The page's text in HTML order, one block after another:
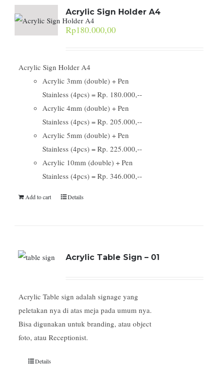
Acrylic Sign Holder A4
Rp180.000,00
Acrylic Sign Holder A4
Acrylic 3mm (double) + Pen
Stainless (4pcs) = Rp. 180.000,--
Acrylic 4mm (double) + Pen
Stainless (4pcs) = Rp. 205.000,--
Acrylic 5mm (double) + Pen
Stainless (4pcs) = Rp. 225.000,--
Acrylic 10mm (double) + Pen
Stainless (4pcs) = Rp. 346.000,--
Add to cart Details
Acrylic Table Sign – 01
Acrylic Table sign adalah signage yang
peletakan nya di atas meja pada umum nya.
Bisa digunakan untuk branding, atau object
foto, atau Receptionist.
Details